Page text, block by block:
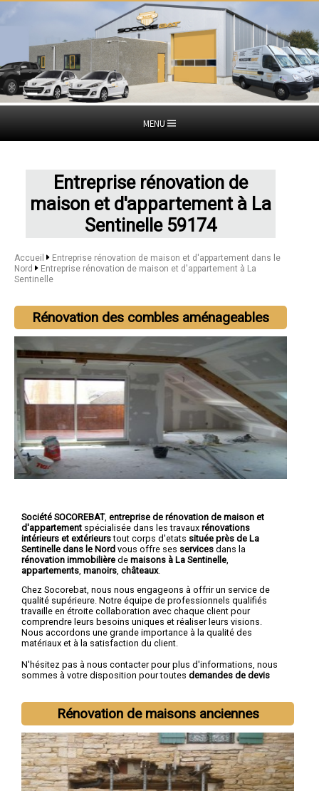
MENU
Entreprise rénovation de
maison et d'appartement à La
Sentinelle 59174
Accueil
Entreprise rénovation de maison et d'appartement dans le
Nord
Entreprise rénovation de maison et d'appartement à La
Sentinelle
Rénovation des combles aménageables
Société SOCOREBAT, entreprise de rénovation de maison et
d'appartement spécialisée dans les travaux rénovations
intérieurs et extérieurstout corps d'etats située près de La
Sentinelle dans le Nord vous offre ses services dans la
rénovation immobilière de maisons à La Sentinelle
appartements manoirs châteaux.
Chez Socorebat, nous nous engageons à offrir un service de
qualité supérieure. Notre équipe de professionnels qualifiés
travaille en étroite collaboration avec chaque client pour
comprendre leurs besoins uniques et réaliser leurs visions.
Nous accordons une grande importance à la qualité des
matériaux et à la satisfaction du client.
N'hésitez pas à nous contacter pour plus d'informations, nous
sommes à votre disposition pour toutes demandes de devis
Nous intervenons aussi dans les villes suivantes :
,Tourcoing,Dunkerque , Villeneuve-d'Ascq,
Valenciennes,Douai,Wattrelos,Marcq-en-Barœul,Maubeuge
Rénovation de maisons anciennes